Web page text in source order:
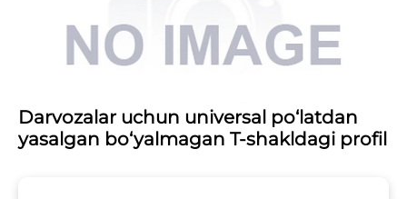
Darvozalar uchun universal po‘latdan
yasalgan bo‘yalmagan T-shakldagi profil